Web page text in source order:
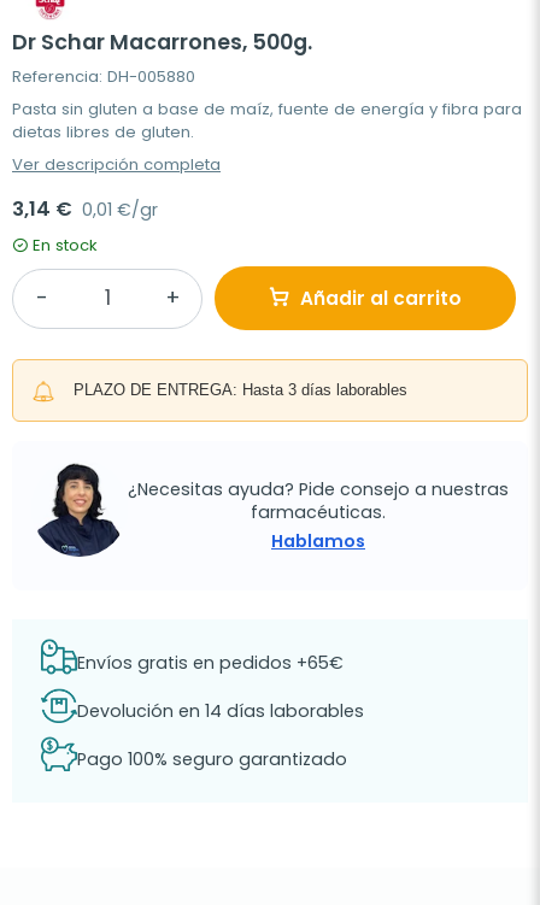
Dr Schar Macarrones, 500g.
Referencia: DH-005880
Pasta sin gluten a base de maíz, fuente de energía y fibra para
dietas libres de gluten.
Ver descripción completa
3,14 € 0,01 €/gr
En stock
Añadir al carrito
PLAZO DE ENTREGA: Hasta 3 días laborables
¿Necesitas ayuda? Pide consejo a nuestras
farmacéuticas.
Hablamos
Envíos gratis en pedidos +65€
Devolución en 14 días laborables
Pago 100% seguro garantizado